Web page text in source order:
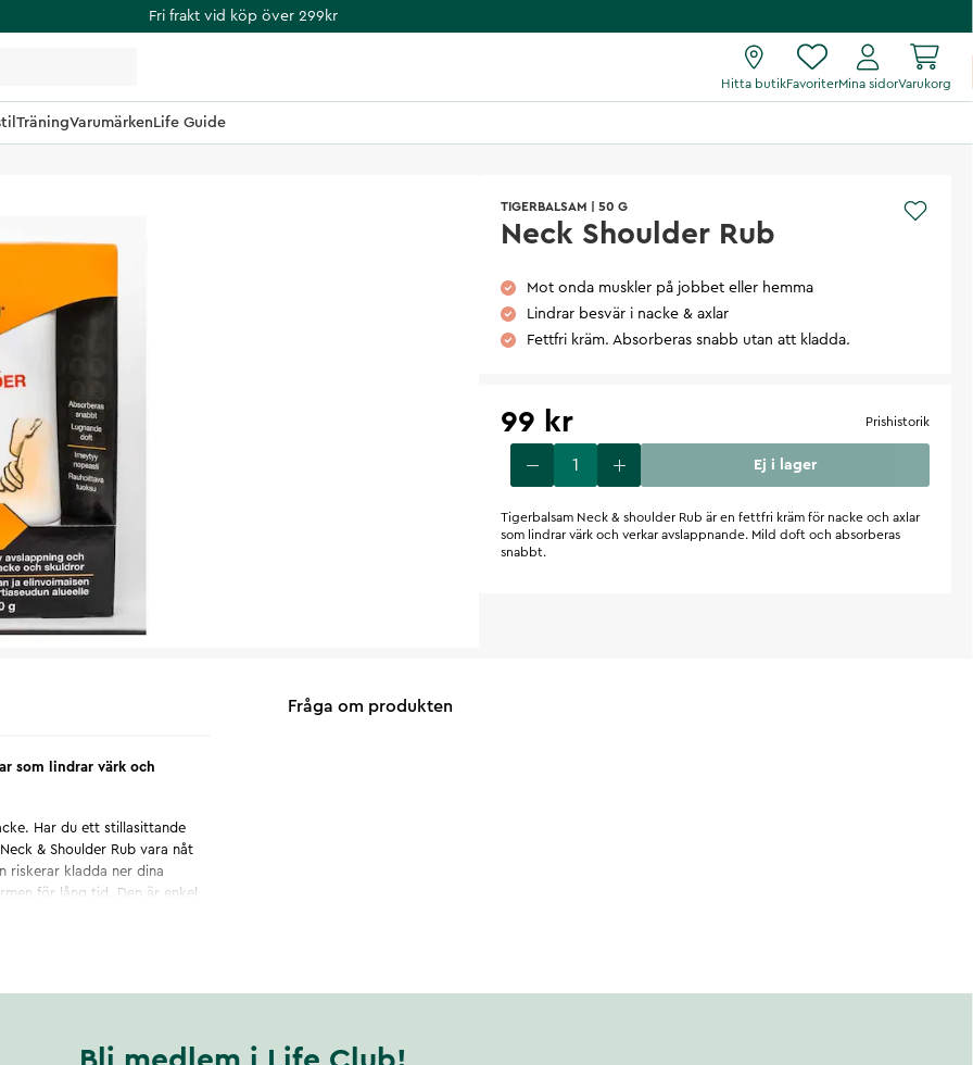
Fri frakt vid köp över 299kr
Hitta butikFavoriterMina sidorVarukorg
TräningVarumärkenLife Guide
TIGERBALSAM 50 G
Neck Shoulder Rub
Mot onda muskler på jobbet eller hemma
Lindrar besvär i nacke & axlar
Fettfri kräm. Absorberas snabb utan att kladda.
99 kr Prishistorik
Ej i lager
Tigerbalsam Neck & shoulder Rub är en fettfri kräm för nacke och axlar
som lindrar värk och verkar avslappnande. Mild doft och absorberas
snabbt.
som lindrar värk och
Har du ett stillasittande
& Shoulder Rub vara nåt
riskerar kladda ner dina
för lång tid. Den är enkel
och ge en behaglig och
Fråga om produkten